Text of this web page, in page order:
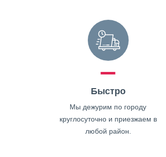
Быстро
Мы дежурим по городу
круглосуточно и приезжаем в
любой район.